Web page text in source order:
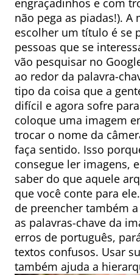
engraçadinhos e com
não pega as piadas!).
escolher um título é se
pessoas que se
vão pesquisar no
ao redor da palavra-
tipo da coisa que a
difícil e agora sofre
coloque uma imagem
trocar o nome da
faça sentido. Isso
consegue ler imagens,
saber do que aquele
que você conte para
de preencher também
as palavras-chave da
erros de português,
textos confusos. Usar
também ajuda a